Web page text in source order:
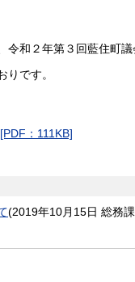
和２年第３回藍住町議
です。
：111KB]
(2019年10月15日 総務課